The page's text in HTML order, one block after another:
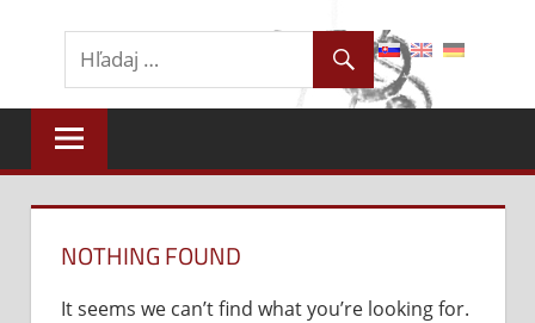
NOTHING FOUND
It seems we can’t find what you’re looking for.